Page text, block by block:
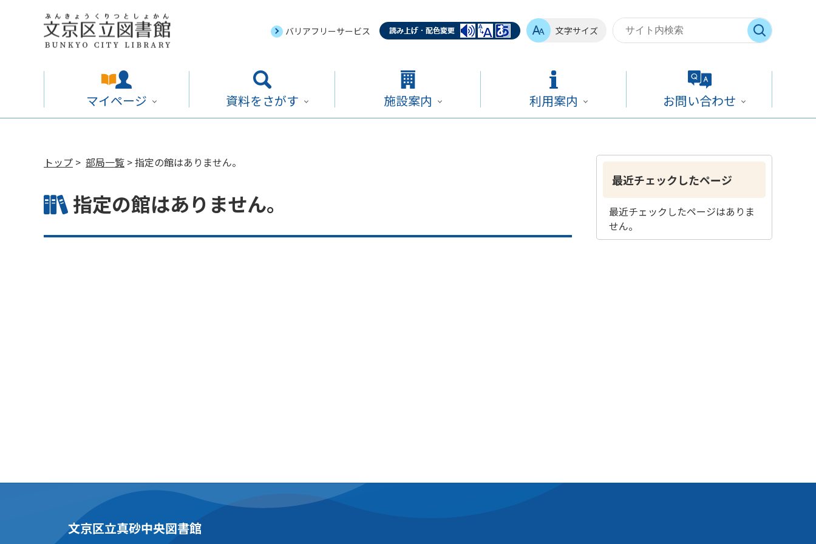
バリアフリーサービス 文字サイズ
マイページ 資料をさがす 施設案内 利用案内 お問い合わせ
トップ > 部局一覧 > 指定の館はありません。
指定の館はありません。
最近チェックしたページ
最近チェックしたページはありま
せん。
文京区立真砂中央図書館